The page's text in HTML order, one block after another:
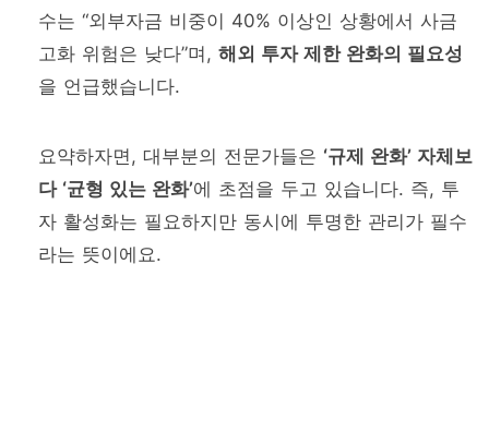
수는 “외부자금 비중이 40% 이상인 상황에서 사금
고화 위험은 낮다”며, 해외 투자 제한 완화의 필요성
을 언급했습니다.
요약하자면, 대부분의 전문가들은 ‘규제 완화’ 자체보
다 ‘균형 있는 완화’에 초점을 두고 있습니다. 즉, 투
자 활성화는 필요하지만 동시에 투명한 관리가 필수
라는 뜻이에요.